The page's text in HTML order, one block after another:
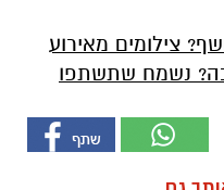
צילומים מאירוע
נשמח שתשתפו